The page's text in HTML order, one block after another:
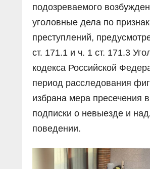
подозреваемого
уголовные дела по
преступлений,
ст. 171.1 и ч. 1 ст. 171.3
кодекса Российской
период расследования
избрана мера пресечения
подписки о невыезде и
поведении.